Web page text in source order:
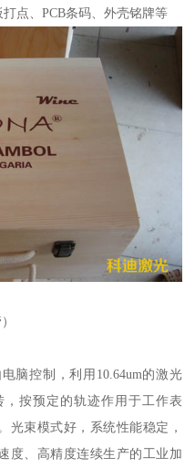
点、PCB条码、外壳铭牌等
脑控制，利用10.64um的激光
按预定的轨迹作用于工作表
光束模式好，系统性能稳定，
度、高精度连续生产的工业加